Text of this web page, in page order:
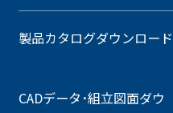
製品カタログダウンロード
CADデータ･組立図面ダウ